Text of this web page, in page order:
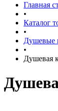
Главная
•
Каталог
•
Душевые
•
Душевая